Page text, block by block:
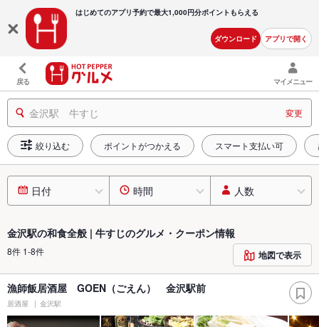
はじめてのアプリ予約で最大1,000円分ポイントもらえる
ダウンロード アプリで開く
戻る マイメニュー
金沢駅 牛すじ 変更
絞り込む ポイントがつかえる スマート支払い可
日付 時間 人数
金沢駅の和食全般 | 牛すじのグルメ・クーポン情報
8件 1-8件 地図で表示
漁師飯居酒屋 GOEN（ごえん） 金沢駅前
居酒屋 金沢駅